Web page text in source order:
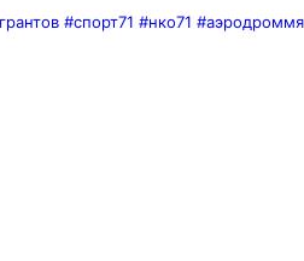
#спорт71 #нко71